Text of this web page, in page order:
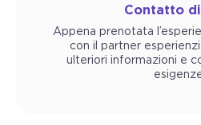
Contatto
Appena prenotata
con il partner
ulteriori informazioni e